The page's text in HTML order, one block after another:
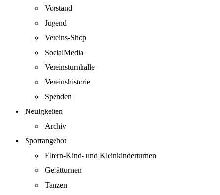
Vorstand
Jugend
Vereins-Shop
SocialMedia
Vereinsturnhalle
Vereinshistorie
Spenden
Neuigkeiten
Archiv
Sportangebot
Eltern-Kind- und Kleinkinderturnen
Gerätturnen
Tanzen